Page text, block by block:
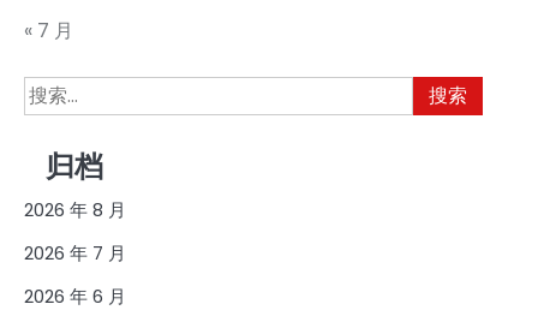
« 7 月
搜
索：
归档
2026 年 8 月
2026 年 7 月
2026 年 6 月